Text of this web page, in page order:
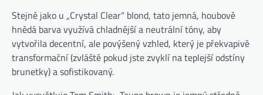
Stejně jako u „Crystal Clear“ blond, tato jemná, houbově
hnědá barva využívá chladnější a neutrální tóny, aby
vytvořila decentní, ale povýšený vzhled, který je překvapivě
transformační (zvláště pokud jste zvyklí na teplejší odstíny
brunetky) a sofistikovaný.